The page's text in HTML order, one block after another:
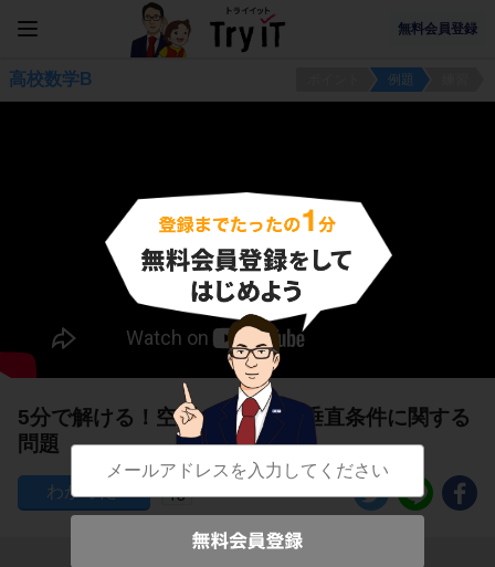
無料会員登録
高校数学B 例題
5分で解ける！空間ベクトルの垂直条件に関する
問題
13